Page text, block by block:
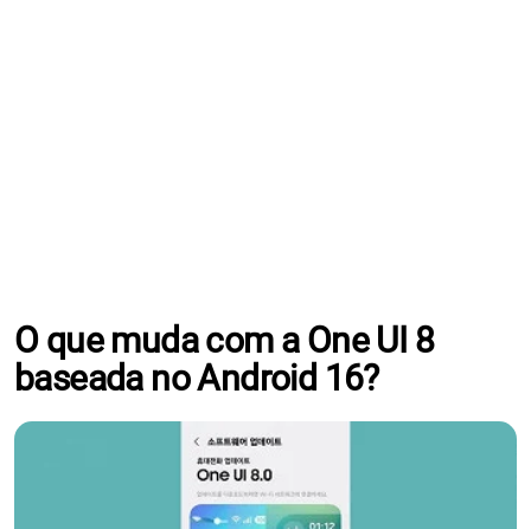
O que muda com a One UI 8
baseada no Android 16?